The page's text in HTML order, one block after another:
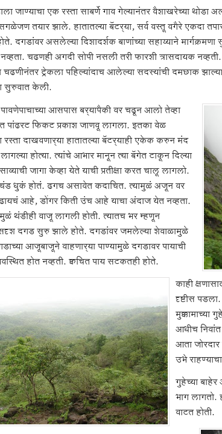
जाण्याचा एक रस्ता साबर्णे गाव गेल्यानंतर वैशाखरेच्या
तयार झाले. हातातल्या बॅटर्‍या, सर्व वस्तू वगैरे एकदा
दगडांवर असलेल्या दिशादर्शक बाणांच्या सहाय्याने
चढणही अगदी सोपी नसली तरी फारशी त्रासदायक
चढणीनंतर ट्रेकला पहिल्यांदाच आलेल्या सदस्यांची दमछाक
सुरुवात केली.
आसपास बर्‍यापैकी वर चढून आलो तेव्हा
पांढरट फिकट प्रकाश जाणवू लागला. इतका वेळ
रस्ता दाखवणार्‍या हातातल्या बॅटर्‍याही एकेक करुन मंद
होत्या. त्यांचे आभार मानून त्या बॅगेत टाकून दिल्या
जागा केव्हा येते याची प्रतीक्षा करत चालू लागलो.
धुकं होतं. ढगच असावेत कदाचित. त्यामुळं अजून वर
आहे, डोंगर किती उंच आहे याचा अंदाज येत नव्हता.
थंडीही वाजू लागली होती. त्यातच भर म्हणून
दगड सुरु झाले होते. दगडांवर जमलेल्या शेवाळामुळे
आजूबाजूने वाहणार्‍या पाण्यामुळे दगडावर पायाची
होत नव्हती. क्वचित पाय सटकतही होते.
काही
दृष्टीस
मुक्कामाच्या
आधीच
आता
उभे
गुहेच्या
भाग
वाटत होती.